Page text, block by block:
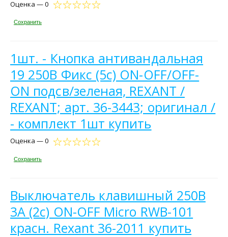
Оценка — 0
Сохранить
1шт. - Кнопка антивандальная
19 250В Фикс (5с) ON-OFF/OFF-
ON подсв/зеленая, REXANT /
REXANT; арт. 36-3443; оригинал /
- комплект 1шт купить
Оценка — 0
Сохранить
Выключатель клавишный 250В
3А (2с) ON-OFF Micro RWB-101
красн. Rexant 36-2011 купить